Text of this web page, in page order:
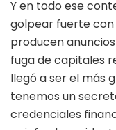
Y en todo ese
golpear fuerte con
producen
fuga de capitales
llegó a ser el más
tenemos un
credenciales